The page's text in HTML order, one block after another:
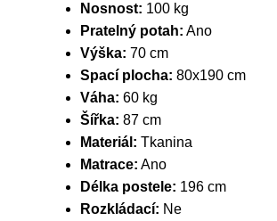
Nosnost: 100 kg
Pratelný potah: Ano
Výška: 70 cm
Spací plocha: 80x190 cm
Váha: 60 kg
Šířka: 87 cm
Materiál: Tkanina
Matrace: Ano
Délka postele: 196 cm
Rozkládací: Ne